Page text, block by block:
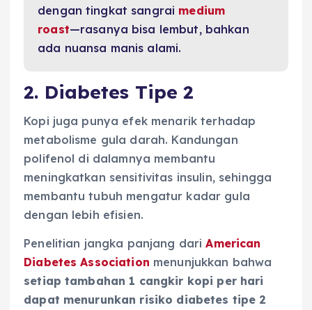
dengan tingkat sangrai medium
roast—rasanya bisa lembut, bahkan
ada nuansa manis alami.
2. Diabetes Tipe 2
Kopi juga punya efek menarik terhadap
metabolisme gula darah. Kandungan
polifenol di dalamnya membantu
meningkatkan sensitivitas insulin, sehingga
membantu tubuh mengatur kadar gula
dengan lebih efisien.
Penelitian jangka panjang dariAmerican
Diabetes Association menunjukkan bahwa
setiap tambahan 1 cangkir kopi per hari
dapat menurunkan risiko diabetes tipe 2